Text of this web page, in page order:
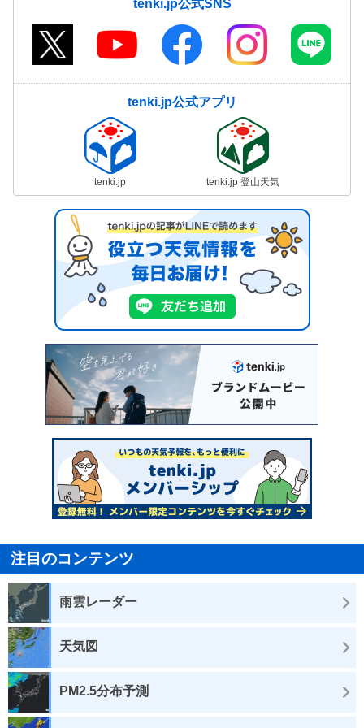
tenki.jp公式SNS
tenki.jp公式アプリ
tenki.jp tenki.jp 登山天気
注目のコンテンツ
雨雲レーダー
天気図
PM2.5分布予測